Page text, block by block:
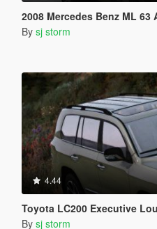
2008 Mercedes Benz ML 63 AMG (W164)
By sj storm
4.44
Toyota LC200 Executive
By sj storm